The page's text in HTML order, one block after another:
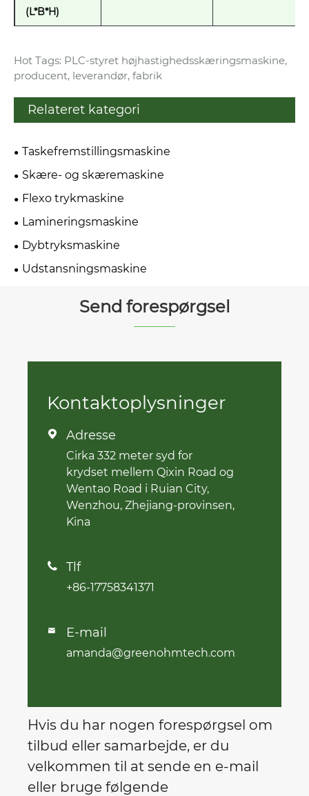
(L*B*H)
Hot Tags: PLC-styret højhastighedsskæringsmaskine,
producent, leverandør, fabrik
Relateret kategori
Taskefremstillingsmaskine
Skære- og skæremaskine
Flexo trykmaskine
Lamineringsmaskine
Dybtryksmaskine
Udstansningsmaskine
Send forespørgsel
Kontaktoplysninger
 Adresse
Cirka 332 meter syd for
krydset mellem Qixin Road og
Wentao Road i Ruian City,
Wenzhou, Zhejiang-provinsen,
Kina
 Tlf
+86-17758341371
 E-mail
amanda@greenohmtech.com
Hvis du har nogen forespørgsel om
tilbud eller samarbejde, er du
velkommen til at sende en e-mail
eller bruge følgende